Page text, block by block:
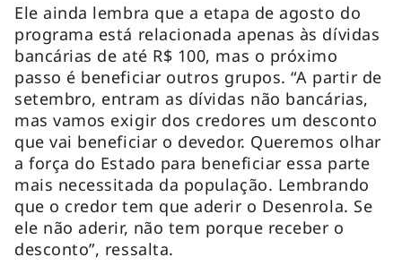
Ele ainda lembra que a etapa de agosto do
programa está relacionada apenas às dívidas
bancárias de até R$ 100, mas o próximo
passo é beneficiar outros grupos. “A partir de
setembro, entram as dívidas não bancárias,
mas vamos exigir dos credores um desconto
que vai beneficiar o devedor. Queremos olhar
a força do Estado para beneficiar essa parte
mais necessitada da população. Lembrando
que o credor tem que aderir o Desenrola. Se
ele não aderir, não tem porque receber o
desconto”, ressalta.